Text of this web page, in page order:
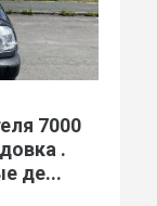
7000
.
де...